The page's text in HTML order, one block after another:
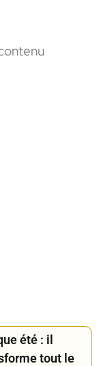
été : il
tout le